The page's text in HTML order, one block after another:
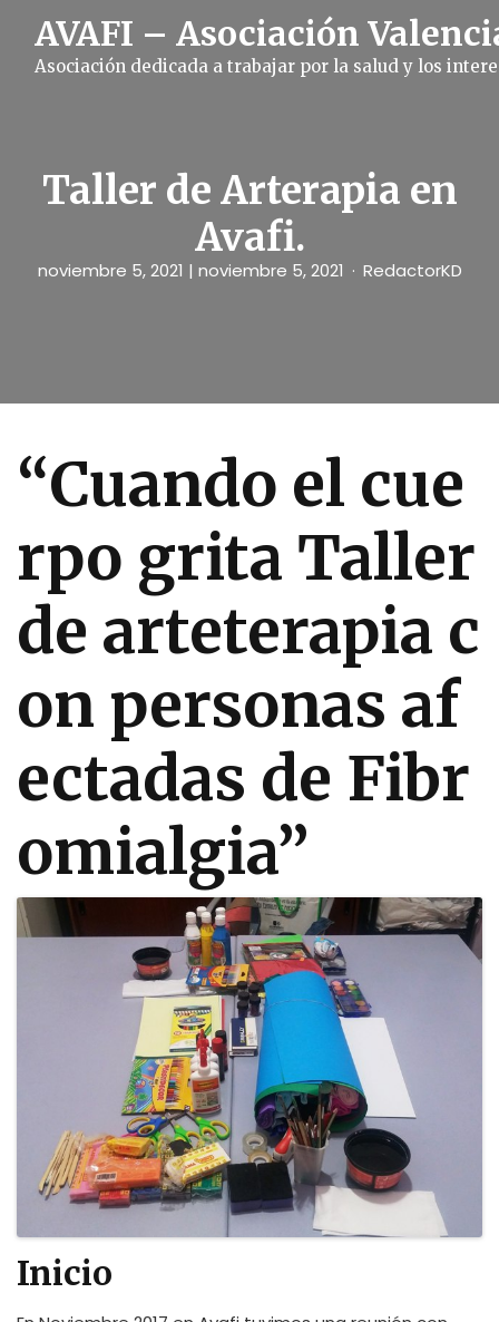
AVAFI – Asociación
Asociación dedicada a trabajar por la salud y los
Taller de Arterapia en
Avafi.
noviembre 5, 2021 | noviembre 5, 2021 RedactorKD
“Cuando el cue
rpo grita Taller
de arteterapia c
on personas af
ectadas de Fibr
omialgia”
Inicio